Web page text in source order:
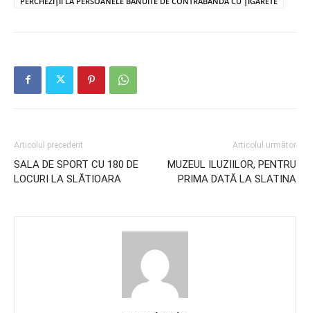
Articolul precedent
SALA DE SPORT CU 180 DE
LOCURI LA SLĂTIOARA
Articolul următor
MUZEUL ILUZIILOR, PENTRU
PRIMA DATĂ LA SLATINA